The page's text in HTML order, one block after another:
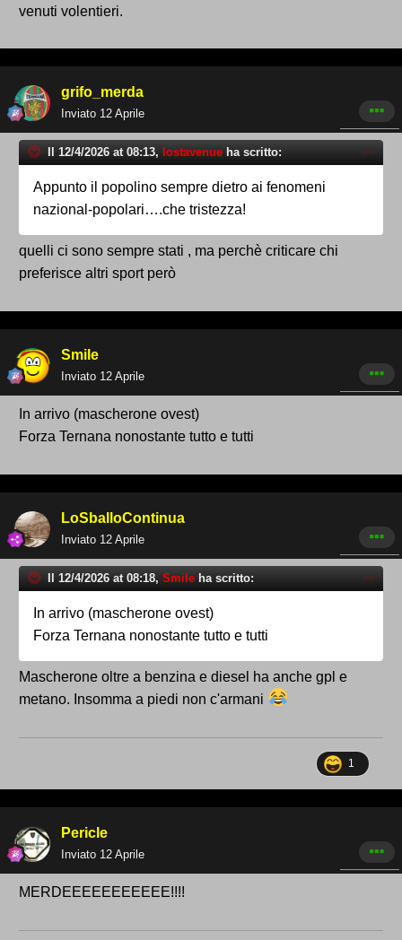
venuti volentieri.
grifo_merda
Inviato 12 Aprile
Il 12/4/2026 at 08:13, lostavenue ha scritto:
Appunto il popolino sempre dietro ai fenomeni
nazional-popolari….che tristezza!
quelli ci sono sempre stati , ma perchè criticare chi
preferisce altri sport però
Smile
Inviato 12 Aprile
In arrivo (mascherone ovest)
Forza Ternana nonostante tutto e tutti
LoSballoContinua
Inviato 12 Aprile
Il 12/4/2026 at 08:18, Smile ha scritto:
In arrivo (mascherone ovest)
Forza Ternana nonostante tutto e tutti
Mascherone oltre a benzina e diesel ha anche gpl e
metano. Insomma a piedi non c'armani
1
Pericle
Inviato 12 Aprile
MERDEEEEEEEEEEE!!!!